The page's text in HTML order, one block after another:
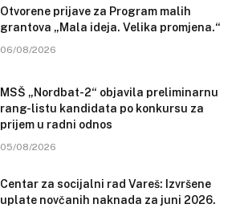
Otvorene prijave za Program malih
grantova „Mala ideja. Velika promjena.“
06/08/2026
MSŠ „Nordbat-2“ objavila preliminarnu
rang-listu kandidata po konkursu za
prijem u radni odnos
05/08/2026
Centar za socijalni rad Vareš: Izvršene
uplate novčanih naknada za juni 2026.